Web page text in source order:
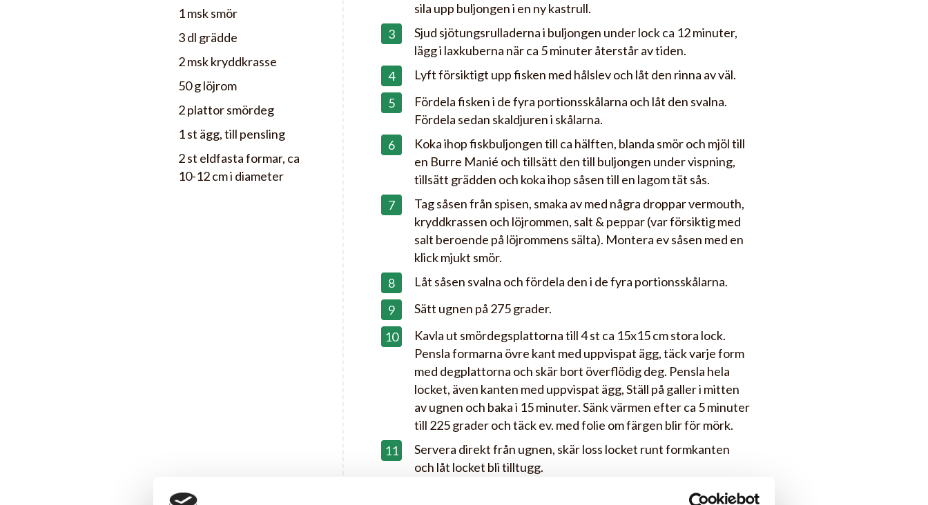
1 msk smör
3 dl grädde
2 msk kryddkrasse
50 g löjrom
2 plattor smördeg
1 st ägg, till pensling
2 st eldfasta formar, ca
10-12 cm i diameter
sila upp buljongen i en ny kastrull.
Sjud sjötungsrulladerna i buljongen under lock ca 12 minuter,
lägg i laxkuberna när ca 5 minuter återstår av tiden.
Lyft försiktigt upp fisken med hålslev och låt den rinna av väl.
Fördela fisken i de fyra portionsskålarna och låt den svalna.
Fördela sedan skaldjuren i skålarna.
Koka ihop fiskbuljongen till ca hälften, blanda smör och mjöl till
en Burre Manié och tillsätt den till buljongen under vispning,
tillsätt grädden och koka ihop såsen till en lagom tät sås.
Tag såsen från spisen, smaka av med några droppar vermouth,
kryddkrassen och löjrommen, salt & peppar (var försiktig med
salt beroende på löjrommens sälta). Montera ev såsen med en
klick mjukt smör.
Låt såsen svalna och fördela den i de fyra portionsskålarna.
Sätt ugnen på 275 grader.
Kavla ut smördegsplattorna till 4 st ca 15x15 cm stora lock.
Pensla formarna övre kant med uppvispat ägg, täck varje form
med degplattorna och skär bort överflödig deg. Pensla hela
locket, även kanten med uppvispat ägg, Ställ på galler i mitten
av ugnen och baka i 15 minuter. Sänk värmen efter ca 5 minuter
till 225 grader och täck ev. med folie om färgen blir för mörk.
Servera direkt från ugnen, skär loss locket runt formkanten
och låt locket bli tilltugg.